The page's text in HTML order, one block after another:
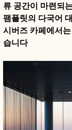
류 공간이 마련되
팸플릿의 다국어
시버즈 카페에서
습니다